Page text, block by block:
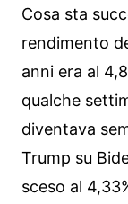
Cosa sta
rendimento
anni era al
qualche
diventava
Trump su
sceso al